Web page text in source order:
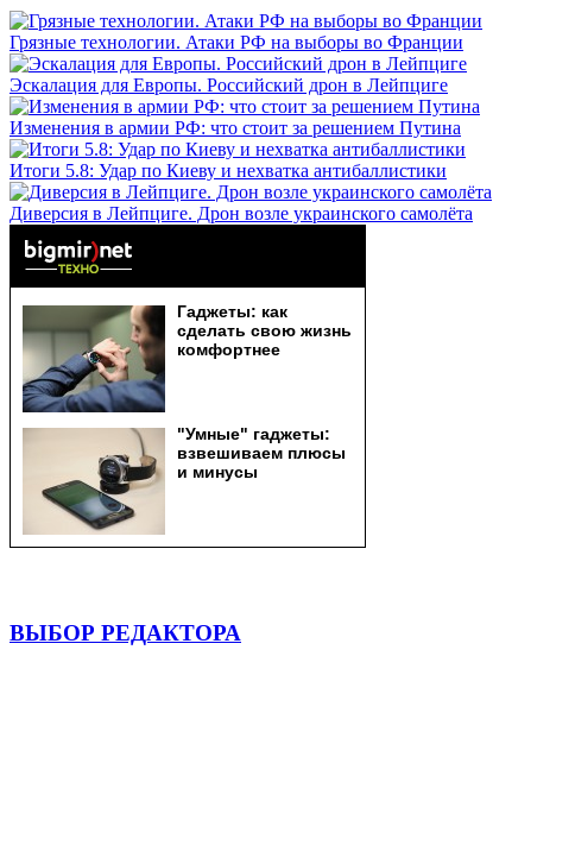
Грязные технологии. Атаки РФ на выборы во Франции
Эскалация для Европы. Российский дрон в Лейпциге
Изменения в армии РФ: что стоит за решением Путина
Итоги 5.8: Удар по Киеву и нехватка антибаллистики
Диверсия в Лейпциге. Дрон возле украинского самолёта
ВЫБОР РЕДАКТОРА